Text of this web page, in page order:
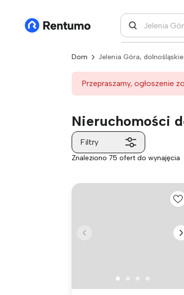
Dom Jelenia Góra, dolnośląskie
Przepraszamy, ogłoszenie
Nieruchomości
Filtry
Znaleziono 75 ofert do wynajęcia